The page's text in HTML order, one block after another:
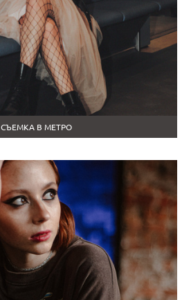
СЪЕМКА В МЕТРО